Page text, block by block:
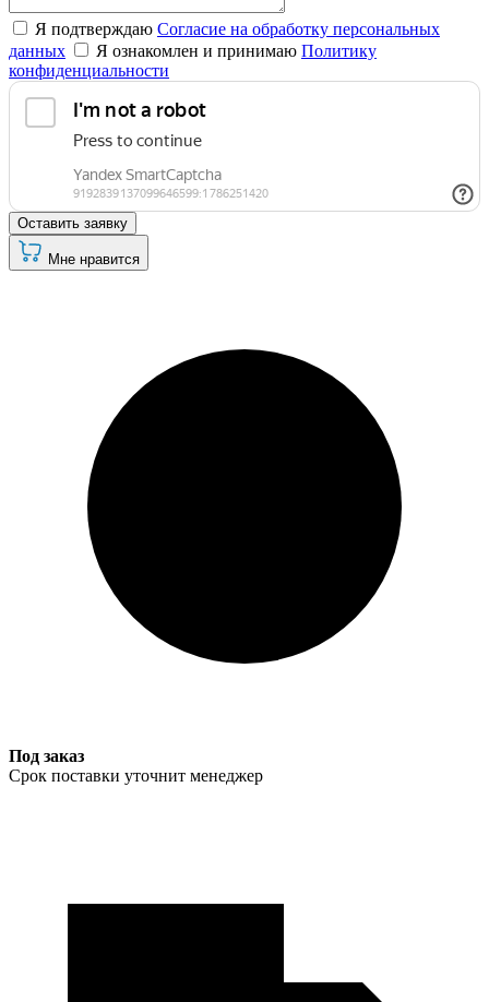
Я подтверждаю Согласие на обработку персональных
данных
Я ознакомлен и принимаю Политику
конфиденциальности
Оставить заявку
Мне нравится
Под заказ
Срок поставки уточнит менеджер